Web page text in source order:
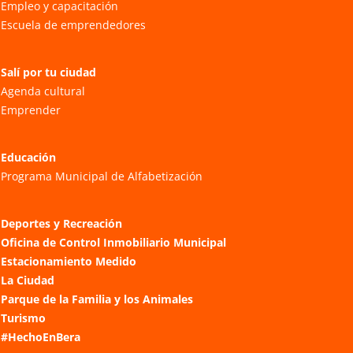
Empleo y capacitación
Escuela de emprendedores
Salí por tu ciudad
Agenda cultural
Emprender
Educación
Programa Municipal de Alfabetización
Deportes y Recreación
Oficina de Control Inmobiliario Municipal
Estacionamiento Medido
La Ciudad
Parque de la Familia y los Animales
Turismo
#HechoEnBera